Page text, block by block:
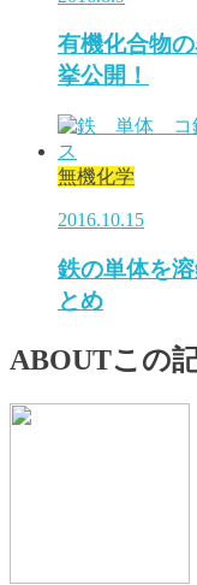
有機化合物
挙公開！
無機化学
2016.10.15
鉄の単体を
とめ
ABOUTこの